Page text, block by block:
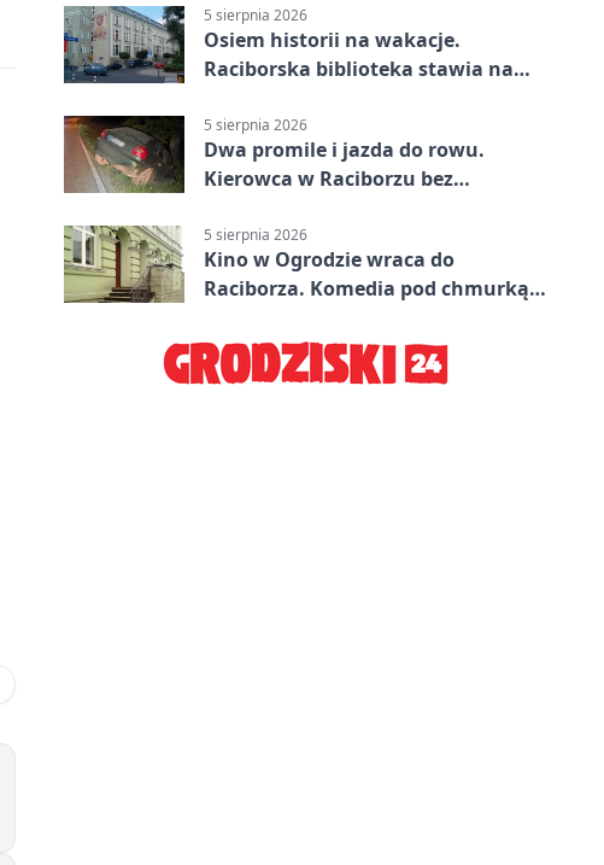
5 sierpnia 2026
Osiem historii na wakacje.
Raciborska biblioteka stawia na
5 sierpnia 2026
Dwa promile i jazda do rowu.
Kierowca w Raciborzu bez
5 sierpnia 2026
Kino w Ogrodzie wraca do
Raciborza. Komedia pod chmurką